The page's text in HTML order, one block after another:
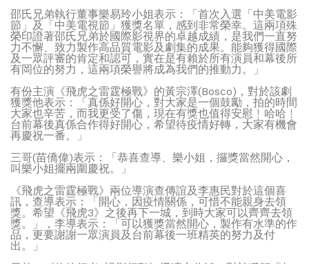
邵氏兄弟執行董事樂易玲小姐表示：「首次入選「中美電影
節」及「中美電視節」獲獎名單，感到非常榮幸。這兩項殊
榮印證著邵氏兄弟於國際影視界的卓越成績，是我們一直努
力不懈、致力製作高品質電影及劇集的成果。能夠獲得國際
及一眾評審的肯定和認可，實在是有賴於所有演員和幕後所
有岡位的努力，這兩項榮譽將成為我們的推動力。」
有份主演《飛虎之雷霆極戰》的黃宗澤(Bosco)，對於該劇
獲獎他表示：「真係好開心，對大家是一個鼓勵，拍的時間
大家也辛苦，而我更受了傷，現在有獎也值得安慰﹗哈哈﹗
台前幕後真係合作得好開心，希望待疫情好轉，大家有機會
再慶祝一番。」
三哥(苗僑偉)表示：「恭喜查導、樂小姐，攞獎當然開心，
叫樂小姐擺兩圍慶祝。」
《飛虎之雷霆極戰》兩位導演查傳誼及李惠民對於這個喜
訊，查導表示：「開心，因疫情關係，可惜不能親身去領
獎。希望《飛虎3》之後再下一城，到時大家可以齊齊去領
獎。」，李導表示：「可以獲獎當然開心，製作有水準的作
品，更要謝謝一眾演員及台前幕後一班精英的努力及付
出。」